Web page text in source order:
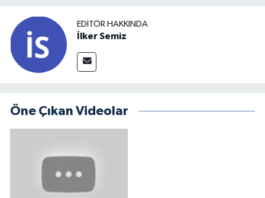
EDITÖR HAKKINDA
İlker Semiz
Öne Çıkan Videolar